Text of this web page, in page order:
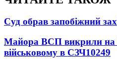
Суд обрав запобіжний
Майора ВСП викрили на
військовому в СЗЧ10249